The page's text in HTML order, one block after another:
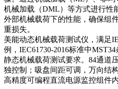
机械加载（DML）等方式进行性
外部机械载荷下的性能，确保组
重损失。
美能动态机械载荷测试仪，满足
例，IEC61730-2016标准中
静态机械载荷测试要求。84通道
独控制；吸盘间距可调，万向结
高精度可编程直流电源监控组件